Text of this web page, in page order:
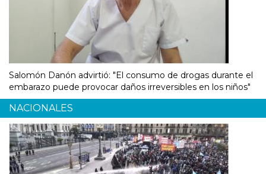
Salomón Danón advirtió: "El consumo de drogas durante el
embarazo puede provocar daños irreversibles en los niños"
NACIONALES